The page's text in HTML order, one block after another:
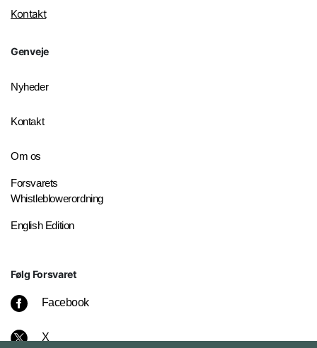
Kontakt
Genveje
Nyheder
Kontakt
Om os
Forsvarets
Whistleblowerordning
English Edition
Følg Forsvaret
Facebook
X